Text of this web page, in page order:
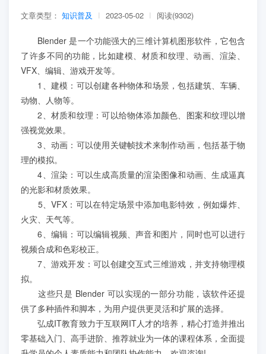
师资团队
项目库
学员案例
人才培养
教育创新产品
关于我们
文章类型： 知识普及 | 2023-05-02 | 阅读(9302)
Blender 是一个功能强大的三维计算机图形软件，它包含
了许多不同的功能，比如建模、材质和纹理、动画、渲染、
VFX、编辑、游戏开发等。
1、建模：可以创建各种物体和场景，包括建筑、车辆、
动物、人物等。
2、材质和纹理：可以给物体添加颜色、图案和纹理以增
强视觉效果。
3、动画：可以使用关键帧技术来制作动画，包括基于物
理的模拟。
4、渲染：可以生成高质量的渲染图像和动画、生成逼真
的光影和材质效果。
5、VFX：可以在特定场景中添加电影特效，例如爆炸、
火灾、天气等。
6、编辑：可以编辑视频、声音和图片，同时也可以进行
视频合成和色彩校正。
7、游戏开发：可以创建交互式三维游戏，并支持物理模
拟。
这些只是 Blender 可以实现的一部分功能，该软件还提
供了多种插件和脚本，为用户提供更灵活和扩展的选择。
弘成IT教育致力于互联网IT人才的培养，精心打造并推出
零基础入门、高手进阶、推荐就业为一体的课程体系，全面提